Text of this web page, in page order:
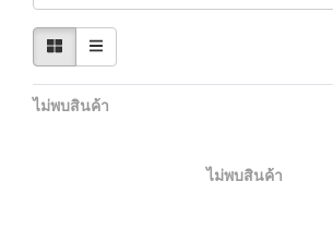
ไม่พบสินค้า
ไม่พบสินค้า